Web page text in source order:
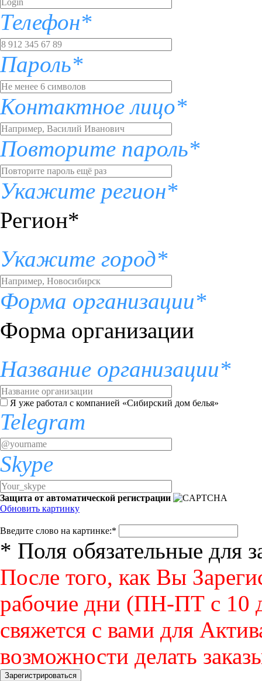
Телефон*
Пароль*
Контактное лицо*
Повторите пароль*
Укажите регион*
Регион*
Укажите город*
Форма организации*
Форма организации
Название организации*
Я уже работал с компанией «Сибирский дом белья»
Telegram
Skype
Защита от автоматической регистрации
Обновить картинку
Введите слово на картинке:*
* Поля обязательные для
После того, как Вы
рабочие дни (ПН-ПТ с 10
свяжется с вами для
возможности делать
Зарегистрироваться